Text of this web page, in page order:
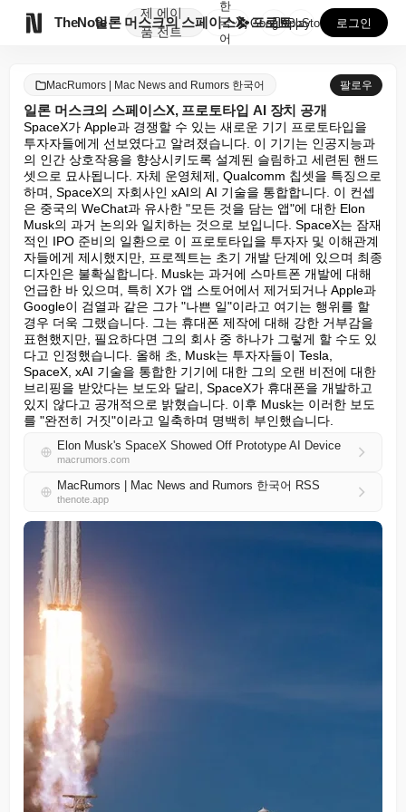
TheNote
제
품
에이
전트
일론 머스크의 스페이스X, 프로토타입 AI 장치 공개
한
국
어
GooglePlay
AppStore 로그인
MacRumors | Mac News and Rumors 한국어 팔로우
일론 머스크의 스페이스X, 프로토타입 AI 장치 공개
SpaceX가 Apple과 경쟁할 수 있는 새로운 기기 프로토타입을
투자자들에게 선보였다고 알려졌습니다. 이 기기는 인공지능과
의 인간 상호작용을 향상시키도록 설계된 슬림하고 세련된 핸드
셋으로 묘사됩니다. 자체 운영체제, Qualcomm 칩셋을 특징으로
하며, SpaceX의 자회사인 xAI의 AI 기술을 통합합니다. 이 컨셉
은 중국의 WeChat과 유사한 "모든 것을 담는 앱"에 대한 Elon
Musk의 과거 논의와 일치하는 것으로 보입니다. SpaceX는 잠재
적인 IPO 준비의 일환으로 이 프로토타입을 투자자 및 이해관계
자들에게 제시했지만, 프로젝트는 초기 개발 단계에 있으며 최종
디자인은 불확실합니다. Musk는 과거에 스마트폰 개발에 대해
언급한 바 있으며, 특히 X가 앱 스토어에서 제거되거나 Apple과
Google이 검열과 같은 그가 "나쁜 일"이라고 여기는 행위를 할
경우 더욱 그랬습니다. 그는 휴대폰 제작에 대해 강한 거부감을
표현했지만, 필요하다면 그의 회사 중 하나가 그렇게 할 수도 있
다고 인정했습니다. 올해 초, Musk는 투자자들이 Tesla,
SpaceX, xAI 기술을 통합한 기기에 대한 그의 오랜 비전에 대한
브리핑을 받았다는 보도와 달리, SpaceX가 휴대폰을 개발하고
있지 않다고 공개적으로 밝혔습니다. 이후 Musk는 이러한 보도
를 "완전히 거짓"이라고 일축하며 명백히 부인했습니다.
Elon Musk's SpaceX Showed Off Prototype AI Device
macrumors.com
MacRumors | Mac News and Rumors 한국어 RSS
thenote.app